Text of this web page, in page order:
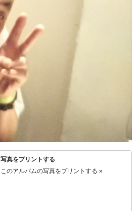
写真をプリントする
このアルバムの写真をプリントする »